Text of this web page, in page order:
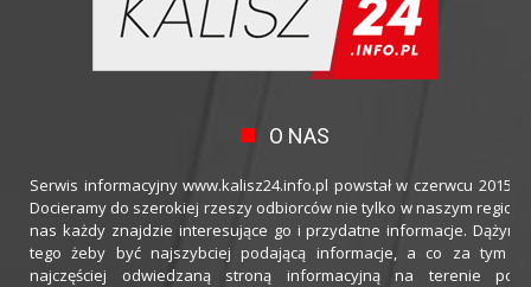
O NAS
Serwis informacyjny www.kalisz24.info.pl powstał w czerwcu 2015
Docieramy do szerokiej rzeszy odbiorców nie tylko w naszym
nas każdy znajdzie interesujące go i przydatne informacje.
tego żeby być najszybciej podającą informacje, a co za tym
najczęściej odwiedzaną stroną informacyjną na terenie